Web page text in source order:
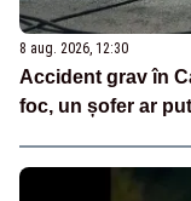
8 aug. 2026, 12:30
Accident grav în
foc, un șofer ar